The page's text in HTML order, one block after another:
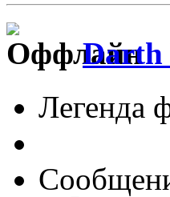
Darth
Легенда